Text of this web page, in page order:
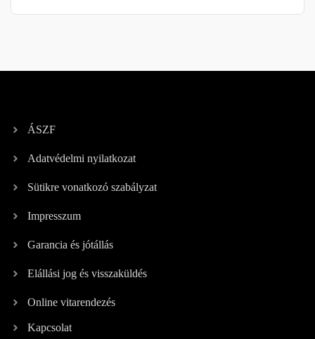
ÁSZF
Adatvédelmi nyilatkozat
Sütikre vonatkozó szabályzat
Impresszum
Garancia és jótállás
Elállási jog és visszaküldés
Online vitarendezés
Kapcsolat